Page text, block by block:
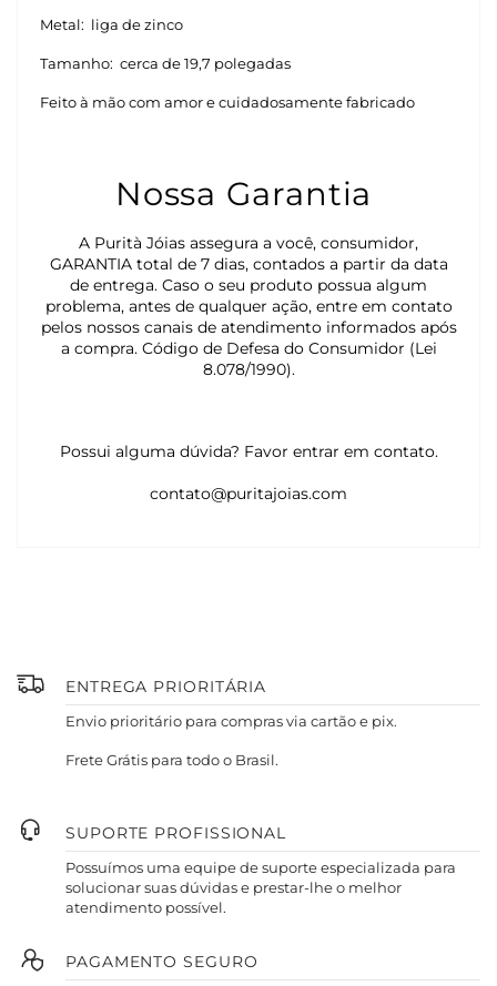
Metal: liga de zinco
Tamanho: cerca de 19,7 polegadas
Feito à mão com amor e cuidadosamente fabricado
Nossa Garantia
A Purità Jóias assegura a você, consumidor,
GARANTIA total de 7 dias, contados a partir da data
de entrega. Caso o seu produto possua algum
problema, antes de qualquer ação, entre em contato
pelos nossos canais de atendimento informados após
a compra. Código de Defesa do Consumidor (Lei
8.078/1990).
Possui alguma dúvida? Favor entrar em contato.
contato@puritajoias.com
ENTREGA PRIORITÁRIA
Envio prioritário para compras via cartão e pix.
Frete Grátis para todo o Brasil.
SUPORTE PROFISSIONAL
Possuímos uma equipe de suporte especializada para
solucionar suas dúvidas e prestar-lhe o melhor
atendimento possível.
PAGAMENTO SEGURO